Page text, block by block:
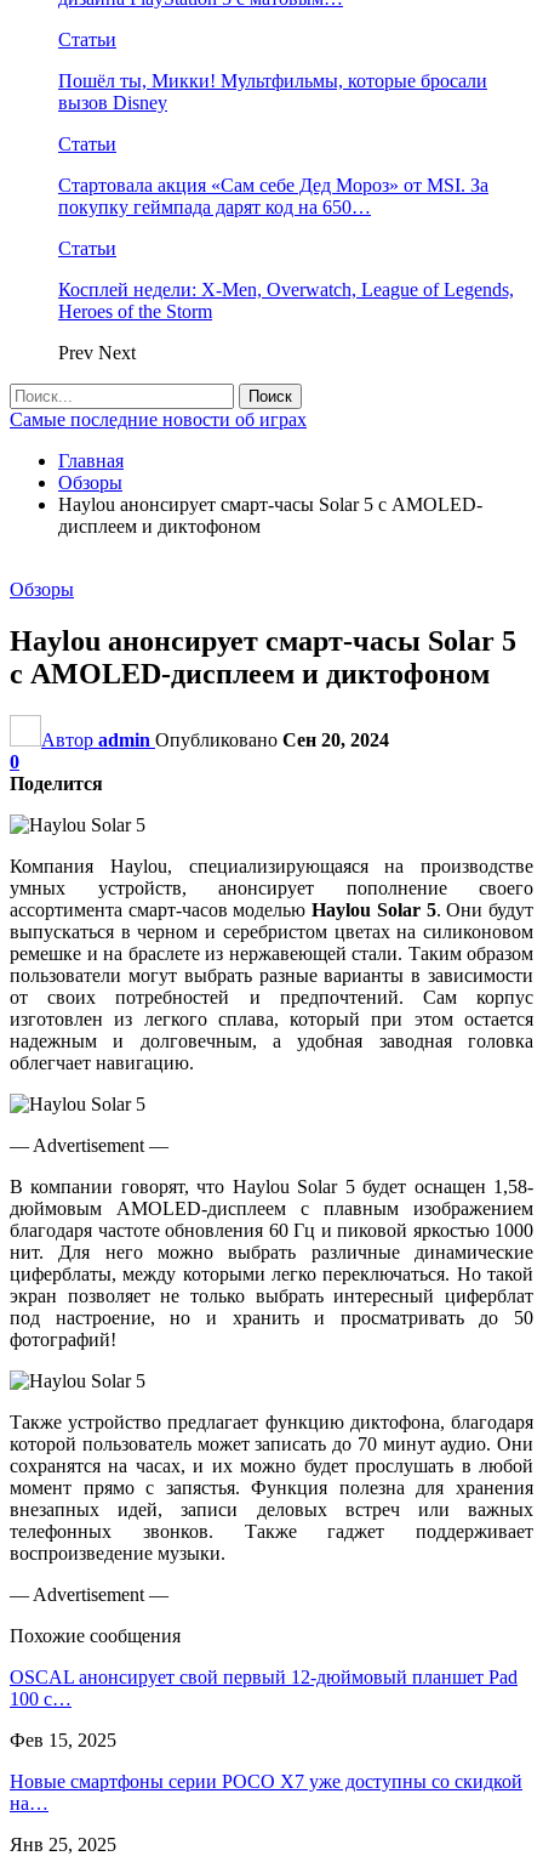
Статьи
Пошёл ты, Микки! Мультфильмы, которые бросали
вызов Disney
Статьи
Стартовала акция «Сам себе Дед Мороз» от MSI. За
покупку геймпада дарят код на 650…
Статьи
Косплей недели: X-Men, Overwatch, League of Legends,
Heroes of the Storm
Prev Next
Самые последние новости об играх
Главная
Обзоры
Haylou анонсирует смарт-часы Solar 5 с AMOLED-
дисплеем и диктофоном
Обзоры
Haylou анонсирует смарт-часы Solar 5
с AMOLED-дисплеем и диктофоном
Автор admin Опубликовано Сен 20, 2024
0
Поделится
Компания Haylou, специализирующаяся на производстве
умных устройств, анонсирует пополнение своего
ассортимента смарт-часов модельюHaylou Solar 5. Они будут
выпускаться в черном и серебристом цветах на силиконовом
ремешке и на браслете из нержавеющей стали. Таким образом
пользователи могут выбрать разные варианты в зависимости
от своих потребностей и предпочтений. Сам корпус
изготовлен из легкого сплава, который при этом остается
надежным и долговечным, а удобная заводная головка
облегчает навигацию.
— Advertisement —
В компании говорят, что Haylou Solar 5 будет оснащен 1,58-
дюймовым AMOLED-дисплеем с плавным изображением
благодаря частоте обновления 60 Гц и пиковой яркостью 1000
нит. Для него можно выбрать различные динамические
циферблаты, между которыми легко переключаться. Но такой
экран позволяет не только выбрать интересный циферблат
под настроение, но и хранить и просматривать до 50
фотографий!
Также устройство предлагает функцию диктофона, благодаря
которой пользователь может записать до 70 минут аудио. Они
сохранятся на часах, и их можно будет прослушать в любой
момент прямо с запястья. Функция полезна для хранения
внезапных идей, записи деловых встреч или важных
телефонных звонков. Также гаджет поддерживает
воспроизведение музыки.
— Advertisement —
Похожие сообщения
OSCAL анонсирует свой первый 12-дюймовый планшет Pad
100 с…
Фев 15, 2025
Новые смартфоны серии POCO X7 уже доступны со скидкой
на…
Янв 25, 2025